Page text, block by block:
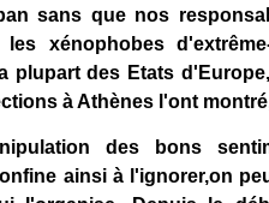
sans que nos
les xénophobes
plupart des Etats
à Athènes l'ont
des bons
ainsi à l'ignorer,on